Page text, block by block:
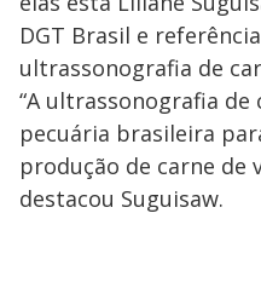
DGT Brasil e
ultrassonografia de
“A ultrassonografia de
pecuária brasileira
produção de carne de
destacou Suguisaw.